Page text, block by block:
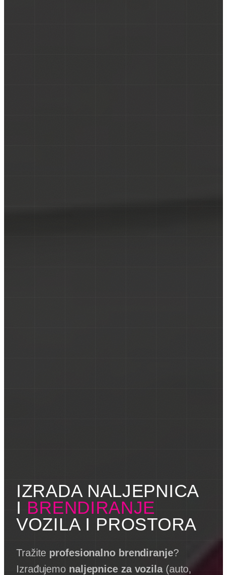
IZRADA NALJEPNICA
I BRENDIRANJE
VOZILA I PROSTORA
Tražite profesionalno brendiranje?
Izrađujemo naljepnice za vozila(auto,